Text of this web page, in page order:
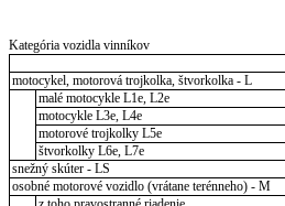
Kategória vozidla vinníkov
motocykel, motorová trojkolka, štvorkolka - L
malé motocykle L1e, L2e
motocykle L3e, L4e
motorové trojkolky L5e
štvorkolky L6e, L7e
snežný skúter - LS
osobné motorové vozidlo (vrátane terénneho) - M